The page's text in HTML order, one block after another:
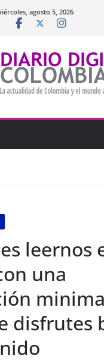
agosto 5, 2026
leernos
una
disfrutes